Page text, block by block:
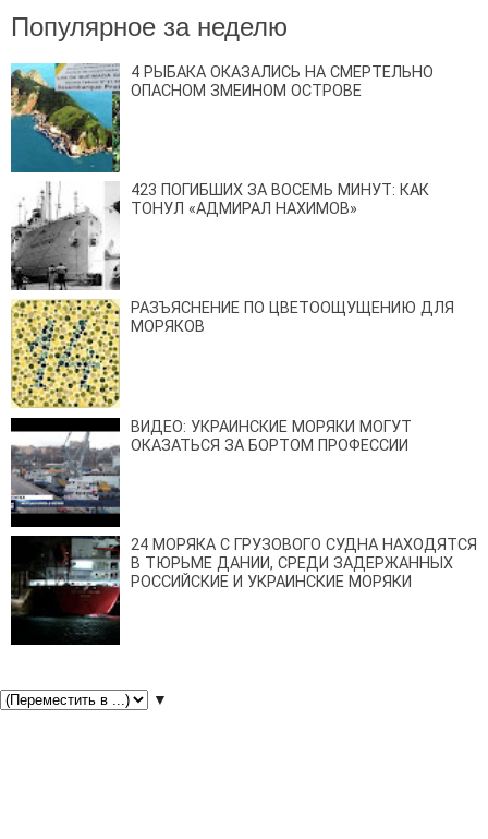
Популярное за неделю
4 РЫБАКА ОКАЗАЛИСЬ НА СМЕРТЕЛЬНО
ОПАСНОМ ЗМЕИНОМ ОСТРОВЕ
423 ПОГИБШИХ ЗА ВОСЕМЬ МИНУТ: КАК
ТОНУЛ «АДМИРАЛ НАХИМОВ»
РАЗЪЯСНЕНИЕ ПО ЦВЕТООЩУЩЕНИЮ ДЛЯ
МОРЯКОВ
ВИДЕО: УКРАИНСКИЕ МОРЯКИ МОГУТ
ОКАЗАТЬСЯ ЗА БОРТОМ ПРОФЕССИИ
24 МОРЯКА С ГРУЗОВОГО СУДНА НАХОДЯТСЯ
В ТЮРЬМЕ ДАНИИ, СРЕДИ ЗАДЕРЖАННЫХ
РОССИЙСКИЕ И УКРАИНСКИЕ МОРЯКИ
▼